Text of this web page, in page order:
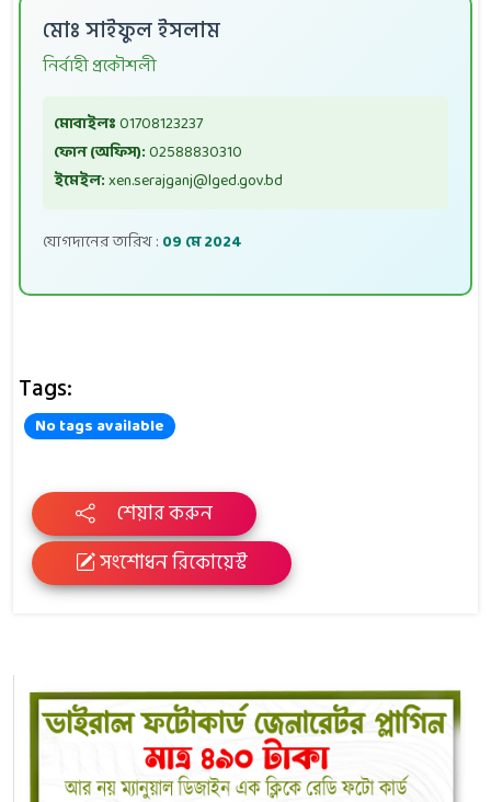
মোঃ সাইফুল ইসলাম
নির্বাহী প্রকৌশলী
মোবাইলঃ01708123237
ফোন (অফিস):02588830310
ইমেইল:xen.serajganj@lged.gov.bd
যোগদানের তারিখ : 09 মে 2024
Tags:
No tags available
শেয়ার করুন
সংশোধন রিকোয়েস্ট